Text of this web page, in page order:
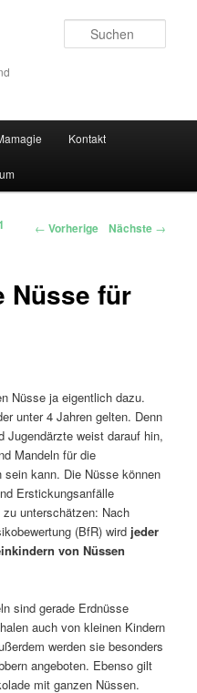
Kontakt
← Vorherige Nächste →
Nüsse für
Nüsse ja eigentlich dazu.
unter 4 Jahren gelten. Denn
Jugendärzte weist darauf hin,
Mandeln für die
sein kann. Die Nüsse können
Erstickungsanfälle
unterschätzen: Nach
(BfR) wird jeder
von Nüssen
sind gerade Erdnüsse
auch von kleinen Kindern
werden sie besonders
angeboten. Ebenso gilt
mit ganzen Nüssen.